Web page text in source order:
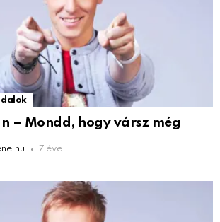
dalok
– Mondd, hogy vársz még
7 éve